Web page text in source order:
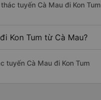
tuyến Cà Mau đi Kon Tum
Kon Tum từ Cà Mau?
tuyến Cà Mau đi Kon Tum